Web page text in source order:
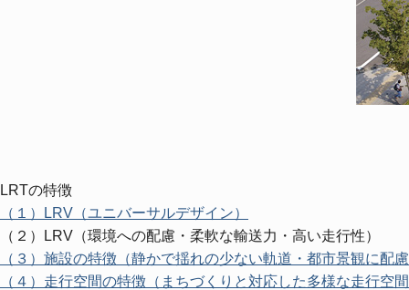
LRTの特徴
（１）LRV（ユニバーサルデザイン）
（２）LRV（環境への配慮・柔軟な輸送力・高い走行性）
（３）施設の特徴（静かで揺れの少ない軌道・都市景観に配
（４）走行空間の特徴（まちづくりと対応した多様な走行空